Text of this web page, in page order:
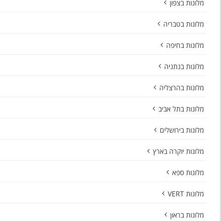
מלונות בצפון
מלונות בטבריה
מלונות בחיפה
מלונות בנתניה
מלונות בהרצליה
מלונות בתל אביב
מלונות בירושלים
מלונות יוקרה בארץ
מלונות ספא
מלונות VERT
מלונות בראון